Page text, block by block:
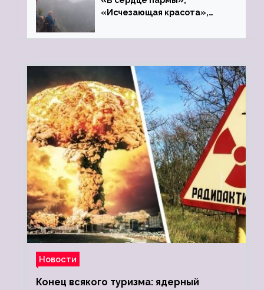
«Исчезающая красота»,
Новости
Конец всякого туризма: ядерный